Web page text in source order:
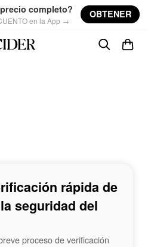
completo?
en la App →
OBTENER
rápida de
seguridad del
proceso de verificación